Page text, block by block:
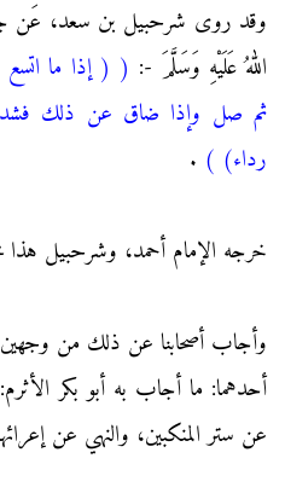
وقد روى شرحبيل بن سعد، عَن
اللهُ عَلَيْهِ وَسَلَّمَ -: ( ( إذا ما
ثم صل وإذا ضاق عن ذلك
رداء) )
.
خرجه الإمام أحمد، وشرحبيل
وأجاب أصحابنا عن ذلك من
أحدهما: ما أجاب به أبو بكر
عن ستر المنكبين، والنهي عن